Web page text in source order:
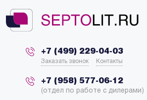
+7 (499) 229-04-03
Заказать звонок Контакты
+7 (958) 577-06-12
(отдел по работе с дилерами)